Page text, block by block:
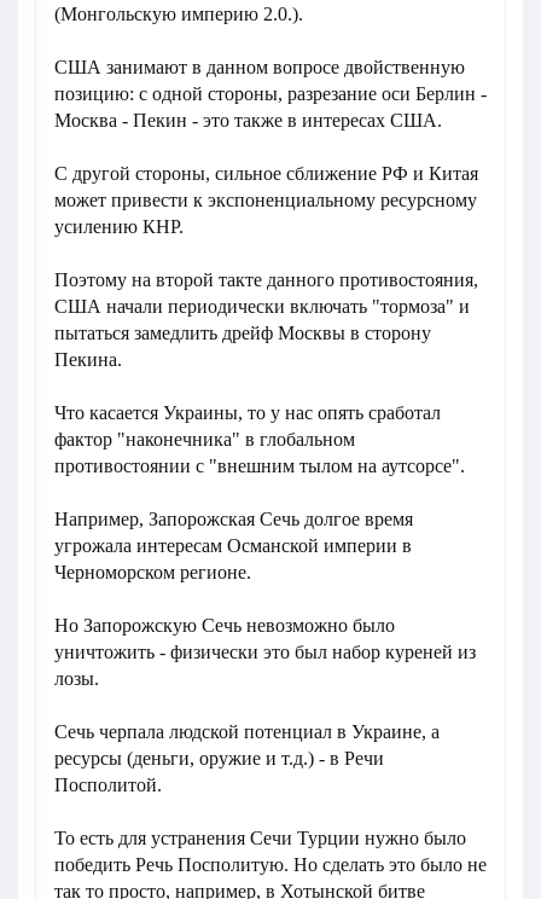
(Монгольскую империю 2.0.).
США занимают в данном вопросе двойственную
позицию: с одной стороны, разрезание оси Берлин -
Москва - Пекин - это также в интересах США.
С другой стороны, сильное сближение РФ и Китая
может привести к экспоненциальному ресурсному
усилению КНР.
Поэтому на второй такте данного противостояния,
США начали периодически включать "тормоза" и
пытаться замедлить дрейф Москвы в сторону
Пекина.
Что касается Украины, то у нас опять сработал
фактор "наконечника" в глобальном
противостоянии с "внешним тылом на аутсорсе".
Например, Запорожская Сечь долгое время
угрожала интересам Османской империи в
Черноморском регионе.
Но Запорожскую Сечь невозможно было
уничтожить - физически это был набор куреней из
лозы.
Сечь черпала людской потенциал в Украине, а
ресурсы (деньги, оружие и т.д.) - в Речи
Посполитой.
То есть для устранения Сечи Турции нужно было
победить Речь Посполитую. Но сделать это было не
так то просто, например, в Хотынской битве